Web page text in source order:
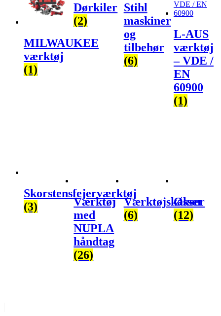
MILWAUKEE
værktøj
(1)
Dørkiler
(2)
Stihl
maskiner
og
tilbehør
(6)
L-AUS
værktøj
– VDE /
EN
60900
(1)
Skorstensfejerværktøj
(3)
Værktøj
med
NUPLA
håndtag
(26)
Værktøjskasser
(6)
Økser
(12)